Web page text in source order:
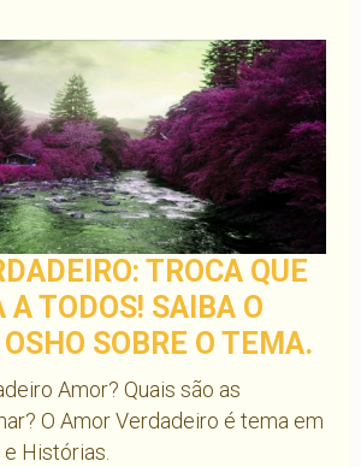
TROCA QUE
A TODOS! SAIBA O
SOBRE O TEMA.
Amor? Quais são as
O Amor Verdadeiro é tema em
Histórias.